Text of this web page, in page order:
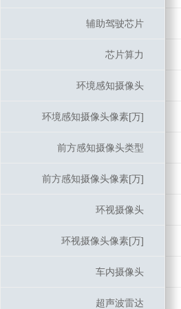
辅助驾驶芯片
芯片算力
环境感知摄像头
环境感知摄像头像素[万]
前方感知摄像头类型
前方感知摄像头像素[万]
环视摄像头
环视摄像头像素[万]
车内摄像头
超声波雷达
辅助驾驶芯片
芯片算力
环境感知摄像头
环境感知摄像头像素[万]
前方感知摄像头类型
前方感知摄像头像素[万]
环视摄像头
环视摄像头像素[万]
车内摄像头
超声波雷达